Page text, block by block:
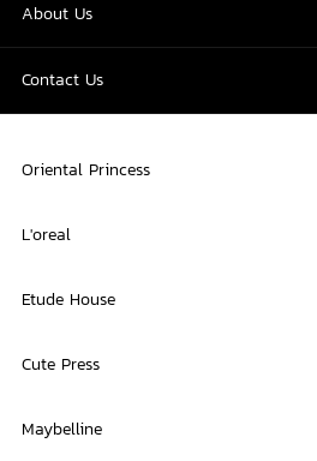
About Us
Contact Us
Oriental Princess
L'oreal
Etude House
Cute Press
Maybelline